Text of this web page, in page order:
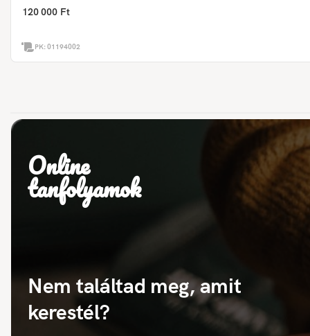
120 000 Ft
PK:01194002
Online
tanfolyamok
Nem találtad meg, amit
kerestél?